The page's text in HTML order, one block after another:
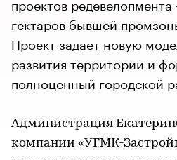
гектаров бывшей
Проект задает новую
развития территории и
полноценный городской
Администрация
компании «УГМК-